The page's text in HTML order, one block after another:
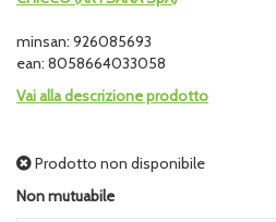
minsan: 926085693
ean: 8058664033058
Vai alla descrizione prodotto
Prodotto non disponibile
Non mutuabile